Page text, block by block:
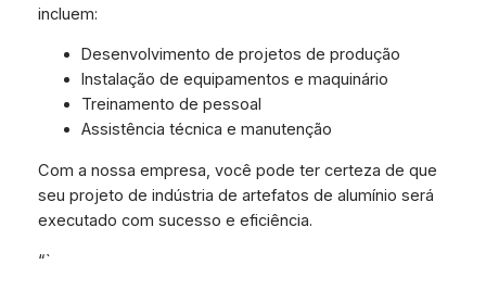
incluem:
Desenvolvimento de projetos de produção
Instalação de equipamentos e maquinário
Treinamento de pessoal
Assistência técnica e manutenção
Com a nossa empresa, você pode ter certeza de que
seu projeto de indústria de artefatos de alumínio será
executado com sucesso e eficiência.
“`